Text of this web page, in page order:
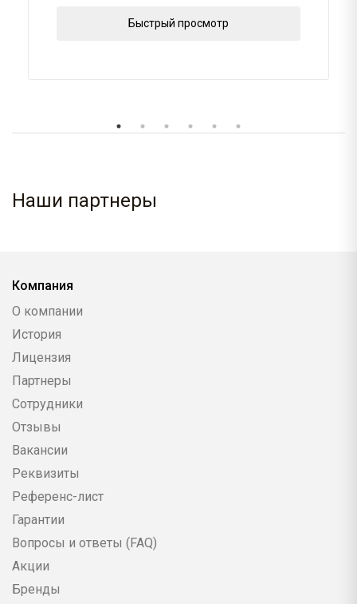
Быстрый просмотр
Наши партнеры
Компания
О компании
История
Лицензия
Партнеры
Сотрудники
Отзывы
Вакансии
Реквизиты
Референс-лист
Гарантии
Вопросы и ответы (FAQ)
Акции
Бренды